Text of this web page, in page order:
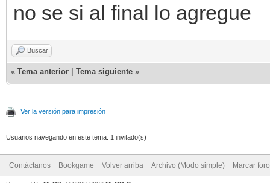
no se si al final lo agregue
Buscar
« Tema anterior Tema siguiente »
Ver la versión para impresión
Usuarios navegando en este tema: 1 invitado(s)
Contáctanos Bookgame Volver arriba Archivo (Modo simple) Marcar